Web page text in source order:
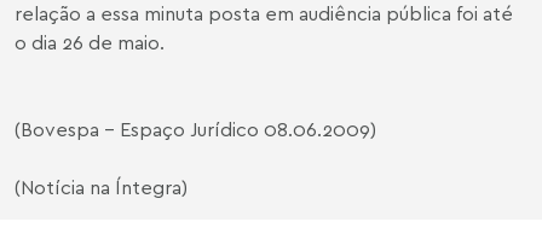
relação a essa minuta posta em audiência pública foi até
o dia 26 de maio.
(Bovespa - Espaço Jurídico 08.06.2009)
(Notícia na Íntegra)